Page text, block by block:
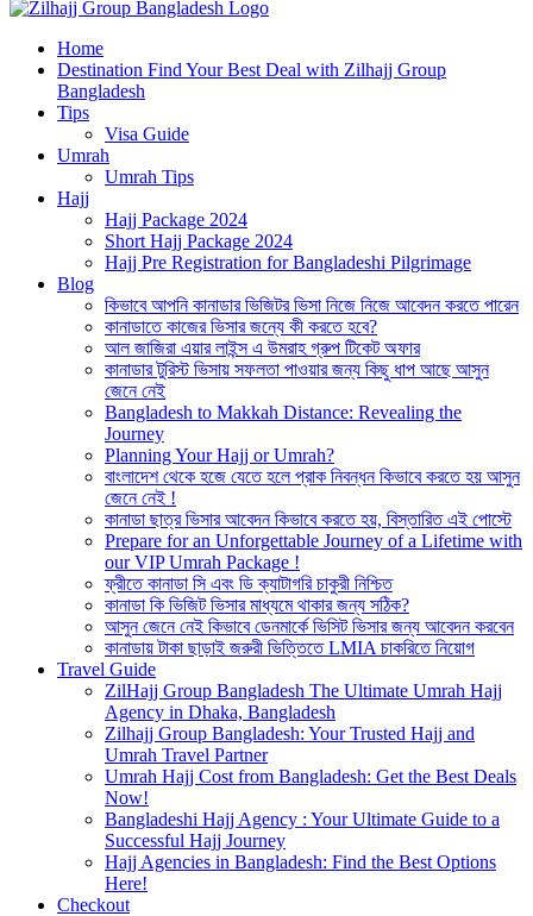
জিলহজ্জ গ্রুপ বাংলাদেশ
Best Hajj Umrah Travel Tour Agent in Bangladesh
Home
Destination Find Your Best Deal with Zilhajj Group
Bangladesh
Tips
Visa Guide
Umrah
Umrah Tips
Hajj
Hajj Package 2024
Short Hajj Package 2024
Hajj Pre Registration for Bangladeshi Pilgrimage
Blog
কিভাবে আপনি কানাডার ভিজিটর ভিসা নিজে নিজে আবেদন করতে পারেন
কানাডাতে কাজের ভিসার জন্যে কী করতে হবে?
আল জাজিরা এয়ার লাইন্স এ উমরাহ গ্রুপ টিকেট অফার
কানাডার টুরিস্ট ভিসায় সফলতা পাওয়ার জন্য কিছু ধাপ আছে আসুন
জেনে নেই
Bangladesh to Makkah Distance: Revealing the
Journey
Planning Your Hajj or Umrah?
বাংলাদেশ থেকে হজে যেতে হলে প্রাক নিবন্ধন কিভাবে করতে হয় আসুন
জেনে নেই !
কানাডা ছাত্র ভিসার আবেদন কিভাবে করতে হয়, বিস্তারিত এই পোস্টে
Prepare for an Unforgettable Journey of a Lifetime with
our VIP Umrah Package !
ফ্রীতে কানাডা সি এবং ডি ক্যাটাগরি চাকুরী নিশ্চিত
কানাডা কি ভিজিট ভিসার মাধ্যমে থাকার জন্য সঠিক?
আসুন জেনে নেই কিভাবে ডেনমার্কে ভিসিট ভিসার জন্য আবেদন করবেন
কানাডায় টাকা ছাড়াই জরুরী ভিত্তিতে LMIA চাকরিতে নিয়োগ
Travel Guide
ZilHajj Group Bangladesh The Ultimate Umrah Hajj
Agency in Dhaka, Bangladesh
Zilhajj Group Bangladesh: Your Trusted Hajj and
Umrah Travel Partner
Umrah Hajj Cost from Bangladesh: Get the Best Deals
Now!
Bangladeshi Hajj Agency : Your Ultimate Guide to a
Successful Hajj Journey
Hajj Agencies in Bangladesh: Find the Best Options
Here!
Checkout